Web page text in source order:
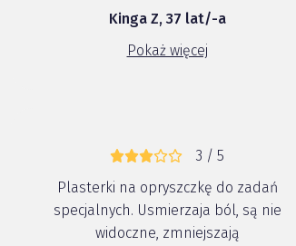
pęcherzyk powiększył się, opryszczka
wyglądała strasznie. Pod plastrem
zrobiła się rana, po oderwaniu
Kinga Z, 37 lat/-a
Pokaż więcej
3 / 5
Plasterki na opryszczkę do zadań
specjalnych. Usmierzaja ból, są nie
widoczne, zmniejszają